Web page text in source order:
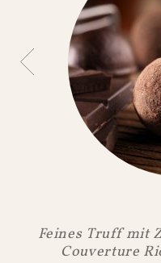
Feines Truff mit
Couverture